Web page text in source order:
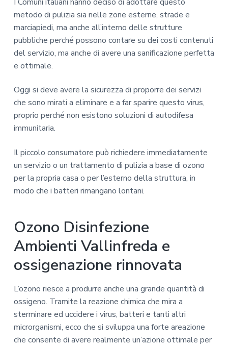
metodo di pulizia sia nelle zone esterne, strade e
marciapiedi, ma anche all’interno delle strutture
pubbliche perché possono contare su dei costi contenuti
del servizio, ma anche di avere una sanificazione perfetta
e ottimale.
Oggi si deve avere la sicurezza di proporre dei servizi
che sono mirati a eliminare e a far sparire questo virus,
proprio perché non esistono soluzioni di autodifesa
immunitaria.
Il piccolo consumatore può richiedere immediatamente
un servizio o un trattamento di pulizia a base di ozono
per la propria casa o per l’esterno della struttura, in
modo che i batteri rimangano lontani.
Ozono Disinfezione
Ambienti Vallinfreda e
ossigenazione rinnovata
L’ozono riesce a produrre anche una grande quantità di
ossigeno. Tramite la reazione chimica che mira a
sterminare ed uccidere i virus, batteri e tanti altri
microrganismi, ecco che si sviluppa una forte areazione
che consente di avere realmente un’azione ottimale per